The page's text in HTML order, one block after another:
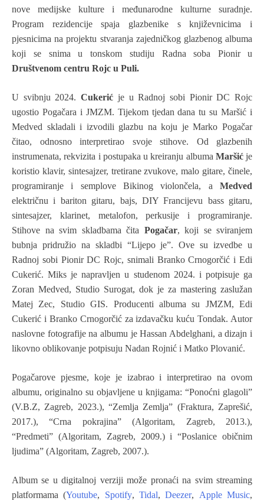
nove medijske kulture i međunarodne kulturne suradnje.
Program rezidencije spaja glazbenike s književnicima i
pjesnicima na projektu stvaranja zajedničkog glazbenog albuma
koji se snima u tonskom studiju Radna soba Pionir
u
Društvenom centru Rojc u Puli.
U svibnju 2024.Cukerić je u Radnoj sobi Pionir DC Rojc
ugostio Pogačara i JMZM. Tijekom tjedan dana tu su Maršić i
Medved skladali i izvodili glazbu na koju je Marko Pogačar
čitao, odnosno interpretirao svoje stihove. Od glazbenih
instrumenata, rekvizita i postupaka u kreiranju albuma Maršić je
koristio klavir, sintesajzer, tretirane zvukove, malo gitare, činele,
programiranje i semplove Bikinog violončela, a Medved
električnu i bariton gitaru, bajs, DIY Francijevu bass gitaru,
sintesajzer, klarinet, metalofon, perkusije i programiranje.
Stihove na svim skladbama čita Pogačar, koji se sviranjem
bubnja pridružio na skladbi “Lijepo je”. Ove su izvedbe u
Radnoj sobi Pionir DC Rojc, snimali Branko Crnogorčić i Edi
Cukerić. Miks je napravljen u studenom 2024. i potpisuje ga
Zoran Medved, Studio Surogat, dok je za mastering zaslužan
Matej Zec, Studio GIS. Producenti albuma su JMZM, Edi
Cukerić i Branko Crnogorčić za izdavačku kuću Tondak. Autor
naslovne fotografije na albumu je Hassan Abdelghani, a dizajn i
likovno oblikovanje potpisuju Nadan Rojnić i Matko Plovanić.
Pogačarove pjesme, koje je izabrao i interpretirao na ovom
albumu, originalno su objavljene u knjigama: “Ponoćni glagoli”
(V.B.Z, Zagreb, 2023.), “Zemlja Zemlja” (Fraktura, Zaprešić,
2017.), “Crna pokrajina” (Algoritam, Zagreb, 2013.),
“Predmeti” (Algoritam, Zagreb, 2009.) i “Poslanice običnim
ljudima” (Algoritam, Zagreb, 2007.).
Album se u digitalnoj verziji može pronaći na svim streaming
platformama (Youtube, Spotify,Tidal,Deezer, Apple Music,